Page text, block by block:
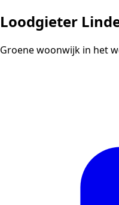
Loodgieter
Groene woonwijk in het